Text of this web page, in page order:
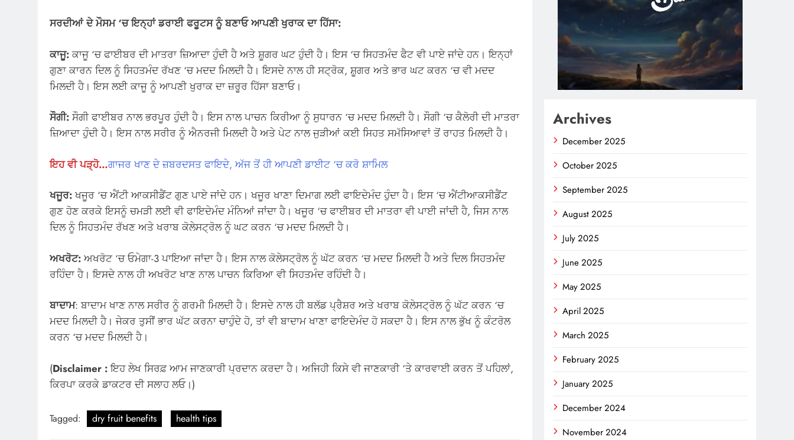
ਸਰਦੀਆਂ ਦੇ ਮੌਸਮ ‘ਚ ਇਨ੍ਹਾਂ ਡਰਾਈ ਫਰੂਟਸ ਨੂੰ ਬਣਾਓ ਆਪਣੀ ਖੁਰਾਕ ਦਾ ਹਿੱਸਾ:
ਕਾਜੂ:ਕਾਜੂ ‘ਚ ਫਾਈਬਰ ਦੀ ਮਾਤਰਾ ਜ਼ਿਆਦਾ ਹੁੰਦੀ ਹੈ ਅਤੇ ਸ਼ੂਗਰ ਘਟ ਹੁੰਦੀ ਹੈ। ਇਸ ‘ਚ ਸਿਹਤਮੰਦ ਫੈਟ ਵੀ ਪਾਏ ਜਾਂਦੇ ਹਨ। ਇਨ੍ਹਾਂ
ਗੁਣਾ ਕਾਰਨ ਦਿਲ ਨੂੰ ਸਿਹਤਮੰਦ ਰੱਖਣ ‘ਚ ਮਦਦ ਮਿਲਦੀ ਹੈ। ਇਸਦੇ ਨਾਲ ਹੀ ਸਟ੍ਰੋਕ, ਸ਼ੂਗਰ ਅਤੇ ਭਾਰ ਘਟ ਕਰਨ ‘ਚ ਵੀ ਮਦਦ
ਮਿਲਦੀ ਹੈ। ਇਸ ਲਈ ਕਾਜੂ ਨੂੰ ਆਪਣੀ ਖੁਰਾਕ ਦਾ ਜ਼ਰੂਰ ਹਿੱਸਾ ਬਣਾਓ।
ਸੌਗੀ: ਸੌਗੀ ਫਾਈਬਰ ਨਾਲ ਭਰਪੂਰ ਹੁੰਦੀ ਹੈ। ਇਸ ਨਾਲ ਪਾਚਨ ਕਿਰੀਆ ਨੂੰ ਸੁਧਾਰਨ ‘ਚ ਮਦਦ ਮਿਲਦੀ ਹੈ। ਸੌਗੀ ‘ਚ ਕੈਲੋਰੀ ਦੀ ਮਾਤਰਾ
ਜ਼ਿਆਦਾ ਹੁੰਦੀ ਹੈ। ਇਸ ਨਾਲ ਸਰੀਰ ਨੂੰ ਐਨਰਜੀ ਮਿਲਦੀ ਹੈ ਅਤੇ ਪੇਟ ਨਾਲ ਜੁੜੀਆਂ ਕਈ ਸਿਹਤ ਸਮੱਸਿਆਵਾਂ ਤੋਂ ਰਾਹਤ ਮਿਲਦੀ ਹੈ।
ਇਹ ਵੀ ਪੜ੍ਹੋ…ਗਾਜਰ ਖਾਣ ਦੇ ਜ਼ਬਰਦਸਤ ਫਾਇਦੇ, ਅੱਜ ਤੋਂ ਹੀ ਆਪਣੀ ਡਾਈਟ ‘ਚ ਕਰੋ ਸ਼ਾਮਿਲ
ਖਜੂਰ:ਖਜੂਰ ‘ਚ ਐਂਟੀ ਆਕਸੀਡੈਂਟ ਗੁਣ ਪਾਏ ਜਾਂਦੇ ਹਨ। ਖਜੂਰ ਖਾਣਾ ਦਿਮਾਗ ਲਈ ਫਾਇਦੇਮੰਦ ਹੁੰਦਾ ਹੈ। ਇਸ ‘ਚ ਐਂਟੀਆਕਸੀਡੈਂਟ
ਗੁਣ ਹੋਣ ਕਰਕੇ ਇਸਨੂੰ ਚਮੜੀ ਲਈ ਵੀ ਫਾਇਦੇਮੰਦ ਮੰਨਿਆਂ ਜਾਂਦਾ ਹੈ। ਖਜੂਰ ‘ਚ ਫਾਈਬਰ ਦੀ ਮਾਤਰਾ ਵੀ ਪਾਈ ਜਾਂਦੀ ਹੈ, ਜਿਸ ਨਾਲ
ਦਿਲ ਨੂੰ ਸਿਹਤਮੰਦ ਰੱਖਣ ਅਤੇ ਖਰਾਬ ਕੋਲੇਸਟ੍ਰੋਲ ਨੂੰ ਘਟ ਕਰਨ ‘ਚ ਮਦਦ ਮਿਲਦੀ ਹੈ।
ਅਖਰੋਟ: ਅਖਰੋਟ ‘ਚ ਓਮੇਗਾ-3 ਪਾਇਆ ਜਾਂਦਾ ਹੈ। ਇਸ ਨਾਲ ਕੋਲੇਸਟ੍ਰੋਲ ਨੂੰ ਘੱਟ ਕਰਨ ‘ਚ ਮਦਦ ਮਿਲਦੀ ਹੈ ਅਤੇ ਦਿਲ ਸਿਹਤਮੰਦ
ਰਹਿੰਦਾ ਹੈ। ਇਸਦੇ ਨਾਲ ਹੀ ਅਖਰੋਟ ਖਾਣ ਨਾਲ ਪਾਚਨ ਕਿਰਿਆ ਵੀ ਸਿਹਤਮੰਦ ਰਹਿੰਦੀ ਹੈ।
ਬਾਦਾਮ: ਬਾਦਾਮ ਖਾਣ ਨਾਲ ਸਰੀਰ ਨੂੰ ਗਰਮੀ ਮਿਲਦੀ ਹੈ। ਇਸਦੇ ਨਾਲ ਹੀ ਬਲੱਡ ਪ੍ਰੈਸ਼ਰ ਅਤੇ ਖਰਾਬ ਕੋਲੇਸਟ੍ਰੋਲ ਨੂੰ ਘੱਟ ਕਰਨ ‘ਚ
ਮਦਦ ਮਿਲਦੀ ਹੈ। ਜੇਕਰ ਤੁਸੀਂ ਭਾਰ ਘੱਟ ਕਰਨਾ ਚਾਹੁੰਦੇ ਹੋ, ਤਾਂ ਵੀ ਬਾਦਾਮ ਖਾਣਾ ਫਾਇਦੇਮੰਦ ਹੋ ਸਕਦਾ ਹੈ। ਇਸ ਨਾਲ ਭੁੱਖ ਨੂੰ ਕੰਟਰੋਲ
ਕਰਨ ‘ਚ ਮਦਦ ਮਿਲਦੀ ਹੈ।
(Disclaimer :ਇਹ ਲੇਖ ਸਿਰਫ਼ ਆਮ ਜਾਣਕਾਰੀ ਪ੍ਰਦਾਨ ਕਰਦਾ ਹੈ। ਅਜਿਹੀ ਕਿਸੇ ਵੀ ਜਾਣਕਾਰੀ ‘ਤੇ ਕਾਰਵਾਈ ਕਰਨ ਤੋਂ ਪਹਿਲਾਂ,
ਕਿਰਪਾ ਕਰਕੇ ਡਾਕਟਰ ਦੀ ਸਲਾਹ ਲਓ।)
Tagged: dry fruit benefits health tips
Archives
December 2025
October 2025
September 2025
August 2025
July 2025
June 2025
May 2025
April 2025
March 2025
February 2025
January 2025
December 2024
November 2024